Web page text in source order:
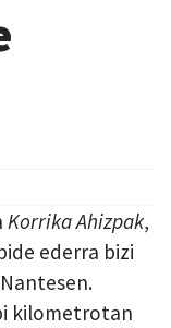
Korrika Ahizpak,
ederra bizi
kilometrotan